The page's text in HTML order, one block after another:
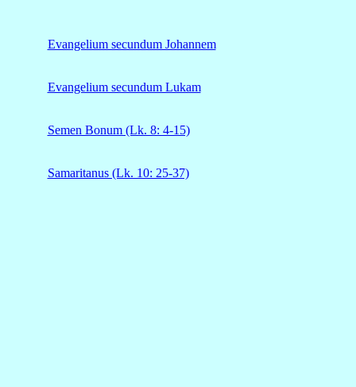
Evangelium secundum Johannem
Evangelium secundum Lukam
Semen Bonum (Lk. 8: 4-15)
Samaritanus (Lk. 10: 25-37)